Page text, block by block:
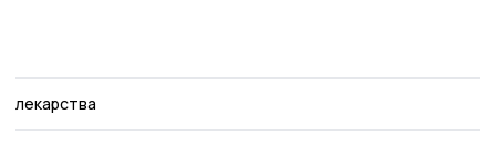
лекарства